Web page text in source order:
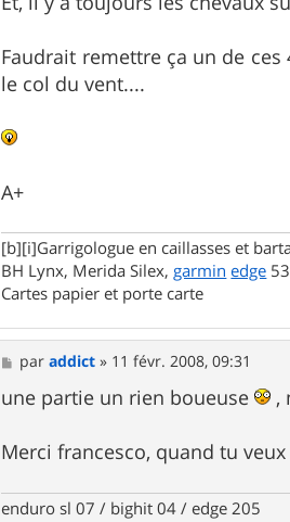
Faudrait remettre ça un de
le col du vent....
A+
[b][i]Garrigologue en caillasses et
BH Lynx, Merida Silex, garmin edge
Cartes papier et porte carte
M
e
s
s
g
e
paraddict » 11 févr. 2008, 09:31
une partie un rien boueuse ,
Merci francesco, quand tu
enduro sl 07 / bighit 04 / edge 205